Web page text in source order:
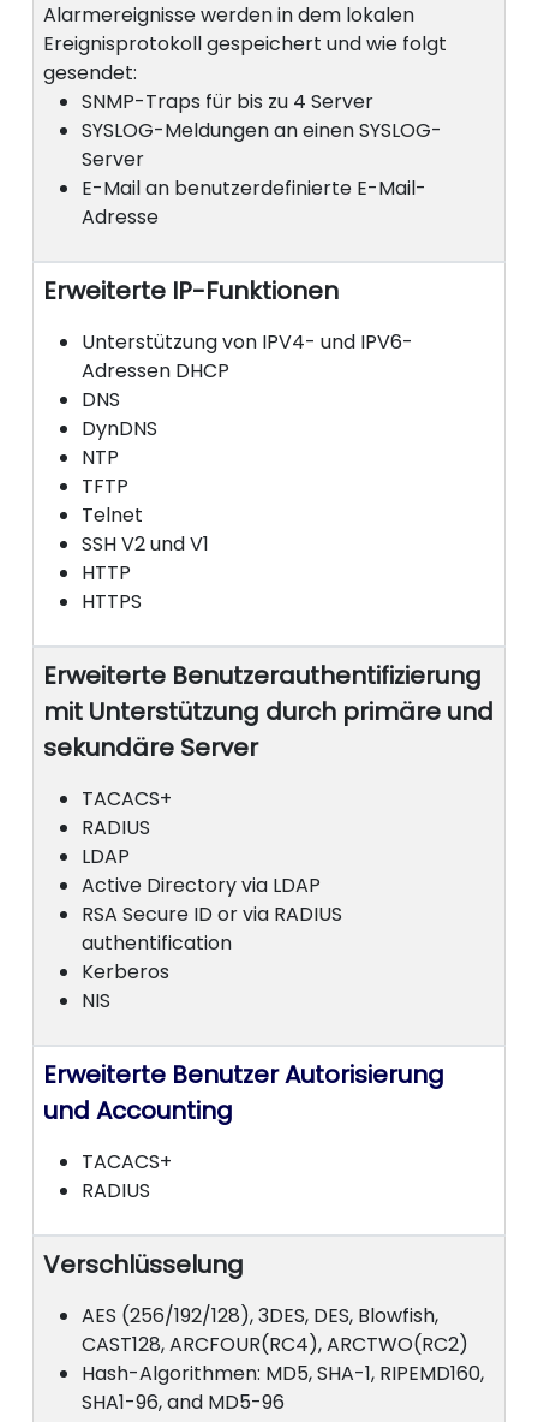
Alarmereignisse werden in dem lokalen
Ereignisprotokoll gespeichert und wie folgt
gesendet:
SNMP-Traps für bis zu 4 Server
SYSLOG-Meldungen an einen SYSLOG-
Server
E-Mail an benutzerdefinierte E-Mail-
Adresse
Erweiterte IP-Funktionen
Unterstützung von IPV4- und IPV6-
Adressen DHCP
DNS
DynDNS
NTP
TFTP
Telnet
SSH V2 und V1
HTTP
HTTPS
Erweiterte Benutzerauthentifizierung
mit Unterstützung durch primäre und
sekundäre Server
TACACS+
RADIUS
LDAP
Active Directory via LDAP
RSA Secure ID or via RADIUS
authentification
Kerberos
NIS
Erweiterte Benutzer Autorisierung
und Accounting
TACACS+
RADIUS
Verschlüsselung
AES (256/192/128), 3DES, DES, Blowfish,
CAST128, ARCFOUR(RC4), ARCTWO(RC2)
Hash-Algorithmen: MD5, SHA-1, RIPEMD160,
SHA1-96, and MD5-96